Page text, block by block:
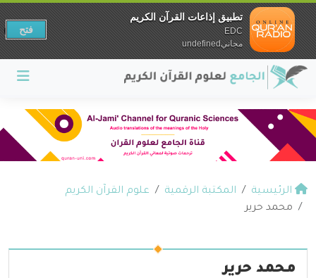
الرئيسية المكتبة الرقمية
علوم القرآن الكريم
محمد حرير
محمد حرير
تطبيق إذاعات القرآن الكريم
EDC
مجانيundefined
فتح